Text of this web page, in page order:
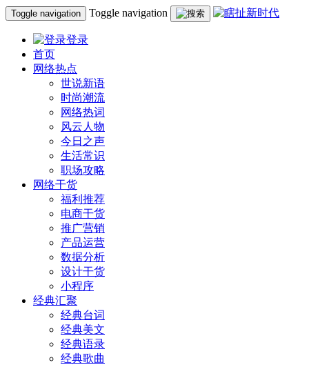
Toggle navigation Toggle navigation
登录
首页
网络热点
世说新语
时尚潮流
网络热词
风云人物
今日之声
生活常识
职场攻略
网络干货
福利推荐
电商干货
推广营销
产品运营
数据分析
设计干货
小程序
经典汇聚
经典台词
经典美文
经典语录
经典歌曲